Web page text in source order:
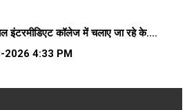
इंटरमीडिएट कॉलेजमें चलाए जा रहे के....
2026 4:33 PM